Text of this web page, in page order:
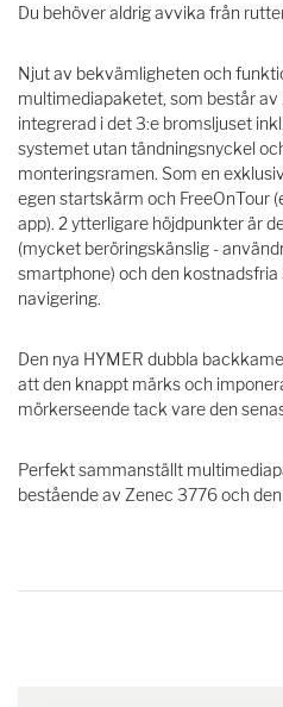
Du behöver aldrig avvika från
Njut av bekvämligheten och
multimediapaketet, som består
integrerad i det 3:e bromsljuset
systemet utan tändningsnyckel
monteringsramen. Som en
egen startskärm och FreeOnTour
app). 2 ytterligare höjdpunkter är
(mycket beröringskänslig -
smartphone) och den
navigering.
Den nya HYMER dubbla
att den knappt märks och
mörkerseende tack vare den
Perfekt sammanställt
bestående av Zenec 3776 och